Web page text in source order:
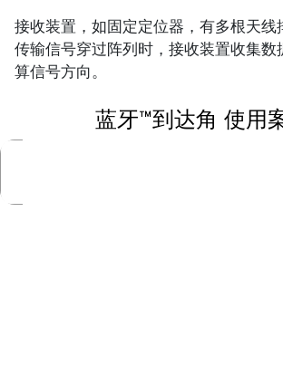
接收装置，如固定定位器，有多根天线
传输信号穿过阵列时，接收装置收集数
算信号方向。
蓝牙™到达角 使用